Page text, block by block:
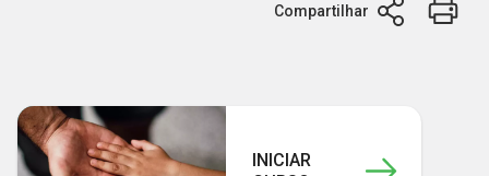
Compartilhar
INICIAR